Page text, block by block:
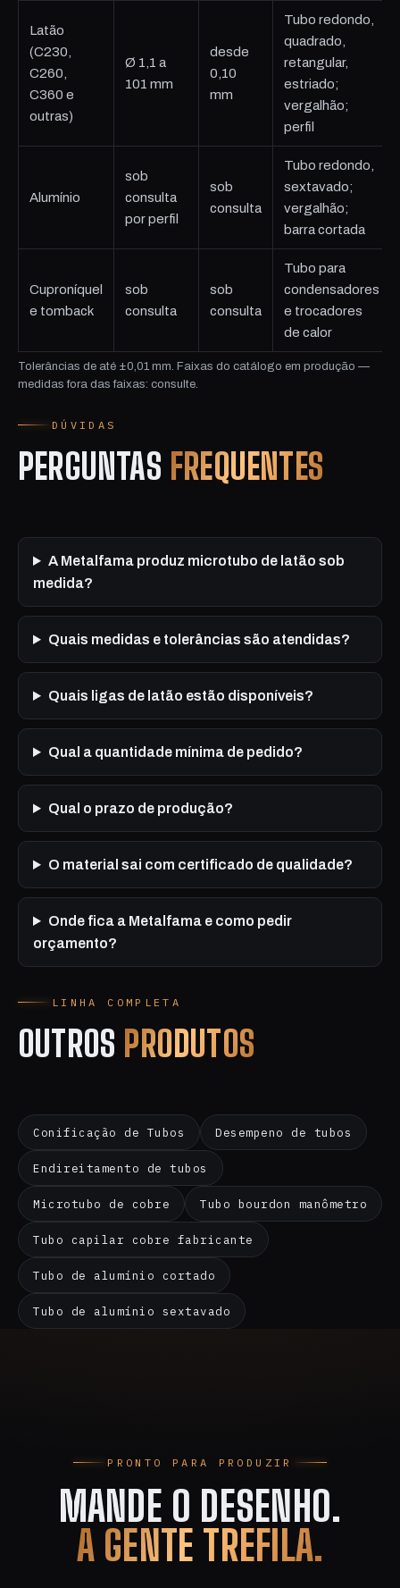
Latão
(C230,
C260,
C360 e
outras)
Ø 1,1 a
101 mm
desde
0,10
mm
Tubo redondo,
quadrado,
retangular,
estriado;
vergalhão;
perfil
Alumínio
sob
consulta
por perfil
sob
consulta
Tubo redondo,
sextavado;
vergalhão;
barra cortada
Cuproníquel
e tomback
sob
consulta
sob
consulta
Tubo para
condensadores
e trocadores
de calor
Tolerâncias de até ±0,01 mm. Faixas do catálogo em produção —
medidas fora das faixas: consulte.
DÚVIDAS
PERGUNTAS FREQUENTES
A Metalfama produz microtubo de latão sob
medida?
Quais medidas e tolerâncias são atendidas?
Quais ligas de latão estão disponíveis?
Qual a quantidade mínima de pedido?
Qual o prazo de produção?
O material sai com certificado de qualidade?
Onde fica a Metalfama e como pedir
orçamento?
LINHA COMPLETA
OUTROS PRODUTOS
Conificação de Tubos Desempeno de tubos
Endireitamento de tubos
Microtubo de cobre Tubo bourdon manômetro
Tubo capilar cobre fabricante
Tubo de alumínio cortado
Tubo de alumínio sextavado
PRONTO PARA PRODUZIR
MANDE O DESENHO.
A GENTE TREFILA.